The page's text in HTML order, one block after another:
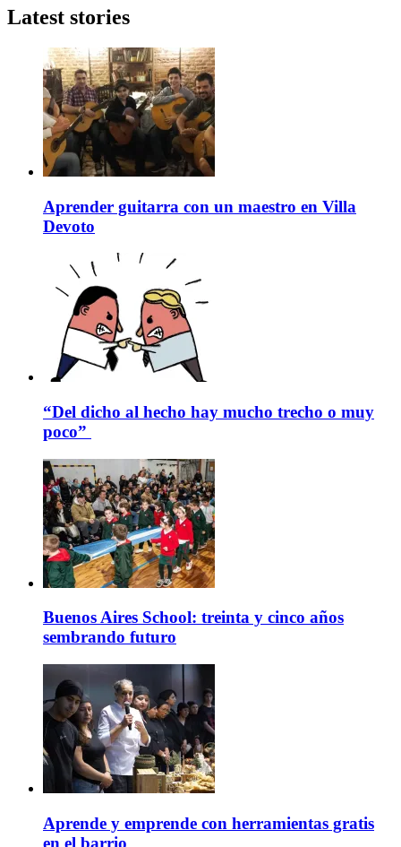
Latest stories
Aprender guitarra con un maestro en Villa
Devoto
“Del dicho al hecho hay mucho trecho o muy
poco”
Buenos Aires School: treinta y cinco años
sembrando futuro
Aprende y emprende con herramientas gratis
en el barrio